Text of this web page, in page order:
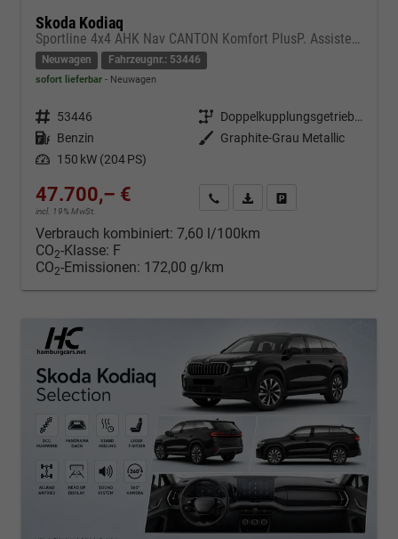
Skoda Kodiaq
Sportline 4x4 AHK Nav CANTON Komfort PlusP. AssistenzP
Neuwagen Fahrzeugnr.: 53446
sofort lieferbar Neuwagen
Fahrzeugnr. 53446 Getriebe
Doppelkupplungsgetriebe (DSG)
Kraftstoff Benzin Außenfarbe
Graphite-Grau Metallic
Leistung 150 kW (204 PS)
47.700,– €
incl. 19% MwSt.
Kontakt & Angebot anfordern
PDF-Datei, Fahrzeugexposé
Verbrauch kombiniert: 7,60 l/100km
CO2-Klasse: F
CO2-Emissionen: 172,00 g/km